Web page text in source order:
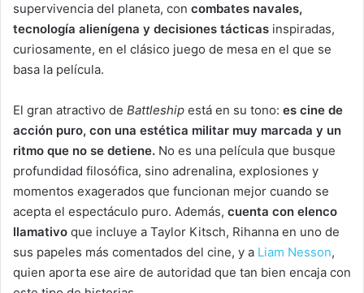
supervivencia del planeta, con combates navales,
tecnología alienígena y decisiones tácticas inspiradas,
curiosamente, en el clásico juego de mesa en el que se
basa la película.
El gran atractivo de Battleship está en su tono: es cine de
acción puro, con una estética militar muy marcada y un
ritmo que no se detiene. No es una película que busque
profundidad filosófica, sino adrenalina, explosiones y
momentos exagerados que funcionan mejor cuando se
acepta el espectáculo puro. Además, cuenta con elenco
llamativo que incluye a Taylor Kitsch, Rihanna en uno de
sus papeles más comentados del cine, y a Liam Nesson,
quien aporta ese aire de autoridad que tan bien encaja con